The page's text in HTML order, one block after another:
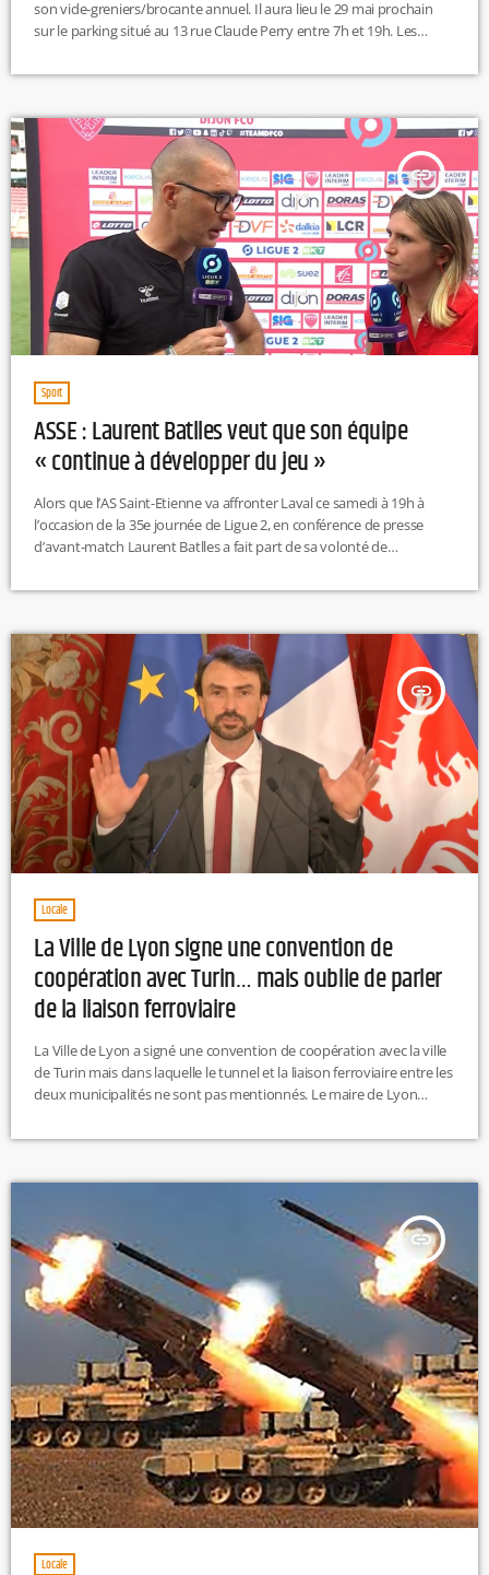
son vide-greniers/brocante annuel. Il aura lieu le 29 mai prochain
sur le parking situé au 13 rue Claude Perry entre 7h et 19h. Les
l’entrée sera gratuite pour les visiteurs.
insert_link
Sport
ASSE : Laurent Batlles veut que son équipe
« continue à développer du jeu »
Alors que l’AS Saint-Etienne va affronter Laval ce samedi à 19h à
l’occasion de la 35e journée de Ligue 2, en conférence de presse
d’avant-match Laurent Batlles a fait part de sa volonté de
gagner cette partie avant tout face à une équipe qui joue son
pour les Verts.
insert_link
Locale
La Ville de Lyon signe une convention de
coopération avec Turin… mais oublie de parler
de la liaison ferroviaire
La Ville de Lyon a signé une convention de coopération avec la ville
de Turin mais dans laquelle le tunnel et la liaison ferroviaire entre les
deux municipalités ne sont pas mentionnés. Le maire de Lyon
projet qu’il considère comme une "aberration écologique". Un oubli
insert_link
Locale